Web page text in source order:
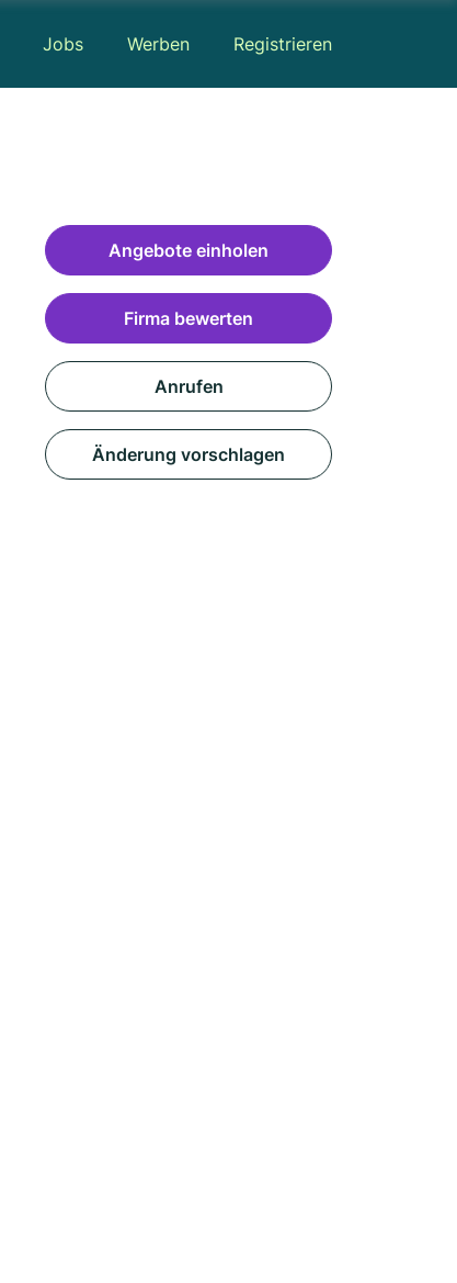
Jobs Werben Registrieren
Angebote einholen
Firma bewerten
Anrufen
Änderung vorschlagen